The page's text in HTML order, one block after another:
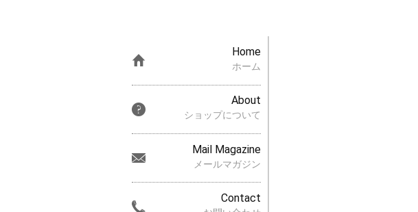
Home
ホーム
About
ショップについて
Mail Magazine
メールマガジン
Contact